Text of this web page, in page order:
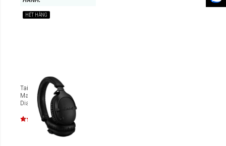
HẾT HÀNG
Tai nghe không dây
Marshall Monitor II A.N.C.
Diamond Jubilee Edition